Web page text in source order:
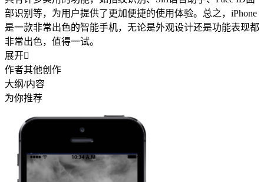
部识别等，为用户提供了更加便捷的使用体验。总之，iPhone
是一款非常出色的智能手机，无论是外观设计还是功能表现都
非常出色，值得一试。
展开
作者其他创作
大纲/内容
为你推荐